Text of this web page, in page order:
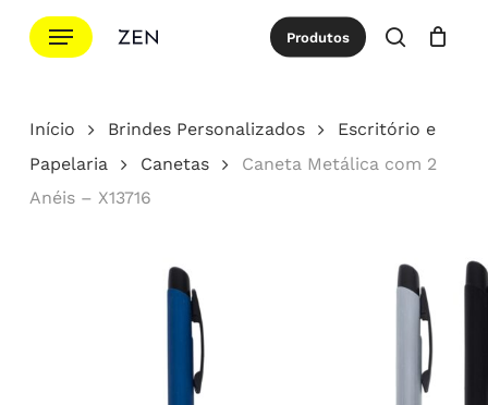
para
principal
Menu Produtos
procurar
Cotação Close
Início Brindes Personalizados
Escritório e
Papelaria
Canetas
Caneta Metálica com 2
Anéis – X13716